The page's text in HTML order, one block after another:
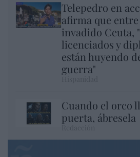
Telepedro en
afirma que entre
invadido Ceuta,
licenciados y
están huyendo
guerra"
Cuando el orco
puerta, ábresela